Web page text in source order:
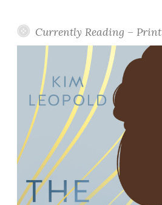
Currently Reading – Print